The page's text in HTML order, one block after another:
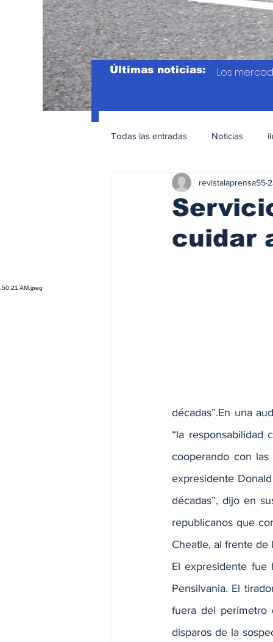
Últimas noticias: Los
Todas las entradas Noticias
Nacionales Educación Sexual
cuidar
revistalaprensa55
décadas”.En una
“la responsabilidad
cooperando con
expresidente
décadas”, dijo en
republicanos que
Cheatle, al frente de
El expresidente
Pensilvania. El
fuera del perímetro
disparos de la